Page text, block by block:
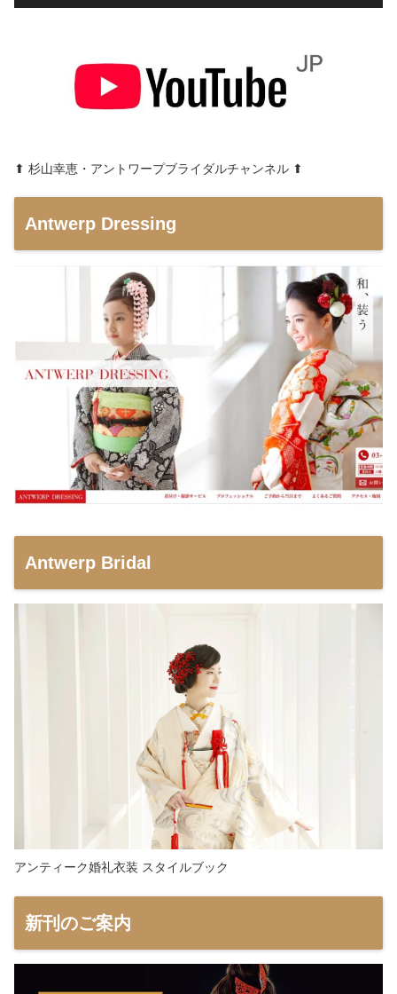
⬆︎ 杉山幸恵・アントワープブライダルチャンネル ⬆︎
Antwerp Dressing
Antwerp Bridal
アンティーク婚礼衣装 スタイルブック
新刊のご案内